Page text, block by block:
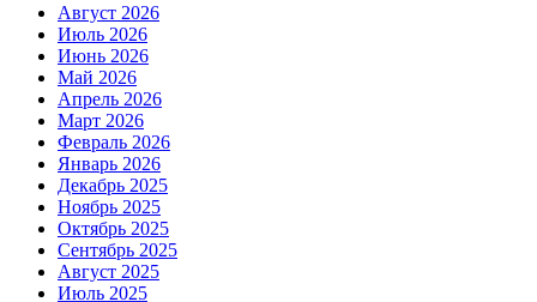
Август 2026
Июль 2026
Июнь 2026
Май 2026
Апрель 2026
Март 2026
Февраль 2026
Январь 2026
Декабрь 2025
Ноябрь 2025
Октябрь 2025
Сентябрь 2025
Август 2025
Июль 2025